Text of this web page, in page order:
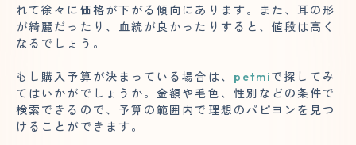
れて徐々に価格が下がる傾向にあります。また、耳の形
が綺麗だったり、血統が良かったりすると、値段は高く
なるでしょう。
もし購入予算が決まっている場合は、 petmiで探してみ
てはいかがでしょうか。金額や毛色、性別などの条件で
検索できるので、予算の範囲内で理想のパピヨンを見つ
けることができます。